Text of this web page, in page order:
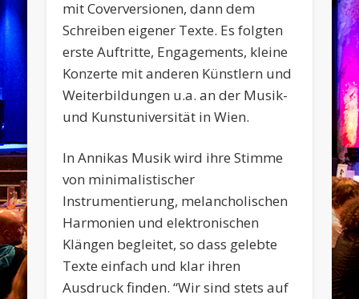
mit Coverversionen, dann dem
Schreiben eigener Texte. Es folgten
erste Auftritte, Engagements, kleine
Konzerte mit anderen Künstlern und
Weiterbildungen u.a. an der Musik-
und Kunstuniversität in Wien.
In Annikas Musik wird ihre Stimme
von minimalistischer
Instrumentierung, melancholischen
Harmonien und elektronischen
Klängen begleitet, so dass gelebte
Texte einfach und klar ihren
Ausdruck finden. “Wir sind stets auf